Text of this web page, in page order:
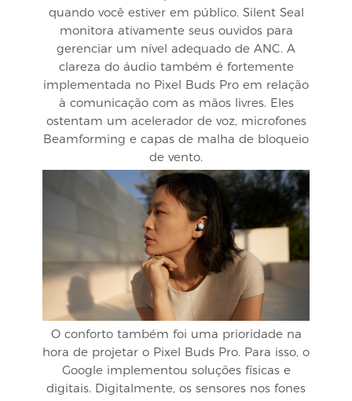
quando você estiver em público. Silent Seal
monitora ativamente seus ouvidos para
gerenciar um nível adequado de ANC. A
clareza do áudio também é fortemente
implementada no Pixel Buds Pro em relação
à comunicação com as mãos livres. Eles
ostentam um acelerador de voz, microfones
Beamforming e capas de malha de bloqueio
de vento.
O conforto também foi uma prioridade na
hora de projetar o Pixel Buds Pro. Para isso, o
Google implementou soluções físicas e
digitais. Digitalmente, os sensores nos fones